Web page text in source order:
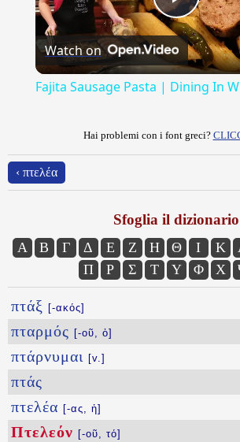
Play
Video
Watch on
Fajita Sausage Pasta | Dining In
Hai problemi con i font greci?
‹ πτελέα
Sfoglia il dizionario
Α Β Γ Δ Ε Ζ Η Θ Ι Κ
Π
Ρ Σ Τ Υ Φ Χ
πτάξ [-ακός]
πταρμός [-οῦ, ὁ]
πτάρνυμαι [v.]
πτάς
πτελέα [-ας, ἡ]
Πτελεόν [-οῦ, τό]